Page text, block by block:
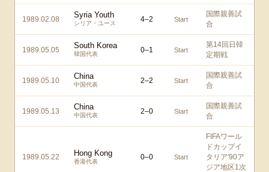
1989.02.08 Syria Youth
シリア・ユース 4–2 Start
国際親善試
合
1989.05.05 South Korea
韓国代表 0–1 Start
第14回日韓
定期戦
1989.05.10 China
中国代表 2–2 Start
国際親善試
合
1989.05.13 China
中国代表 2–0 Start
国際親善試
合
1989.05.22 Hong Kong
香港代表
0–0 Start
FIFAワール
ドカップイ
タリア'90ア
ジア地区1次